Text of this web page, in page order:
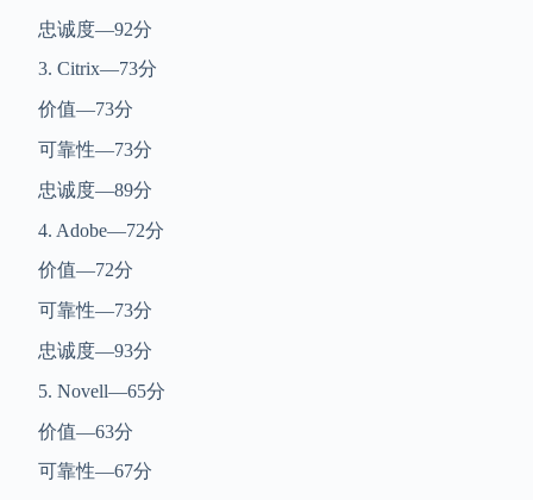
忠诚度—92分
3. Citrix—73分
价值—73分
可靠性—73分
忠诚度—89分
4. Adobe—72分
价值—72分
可靠性—73分
忠诚度—93分
5. Novell—65分
价值—63分
可靠性—67分